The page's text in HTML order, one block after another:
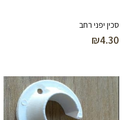
סכין יפני רחב
₪4.30